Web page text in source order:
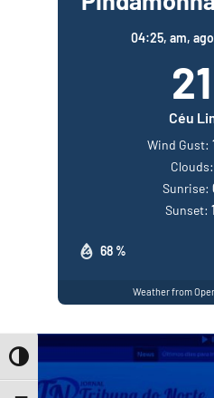
Toggle High Contrast
04:25, am,
21
Céu
68 %
Wind Gust:
Clouds:
Sunrise:
Sunset:
Weather from